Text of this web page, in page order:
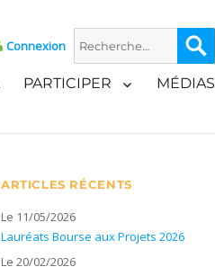
Connexion
Recherche
pour :
PARTICIPER MÉDIAS
ARTICLES RÉCENTS
Le 11/05/2026
Lauréats Bourse aux Projets 2026
Le 20/02/2026